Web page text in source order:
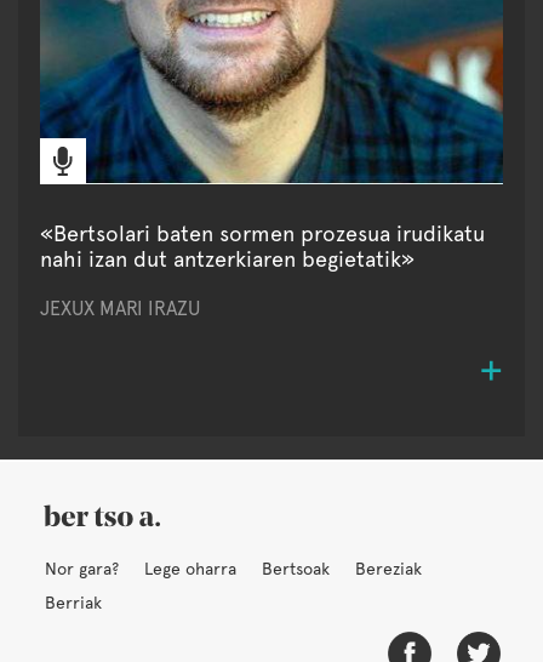
«Bertsolari baten sormen prozesua irudikatu
nahi izan dut antzerkiaren begietatik»
JEXUX MARI IRAZU
Nor gara? Lege oharra Bertsoak
Bereziak
Berriak